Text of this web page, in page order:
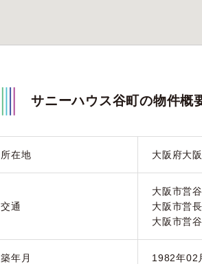
サニーハウス谷町の物件概
所在地 大阪府大
交通
大阪市営
大阪市営
大阪市営
築年月 1982年02